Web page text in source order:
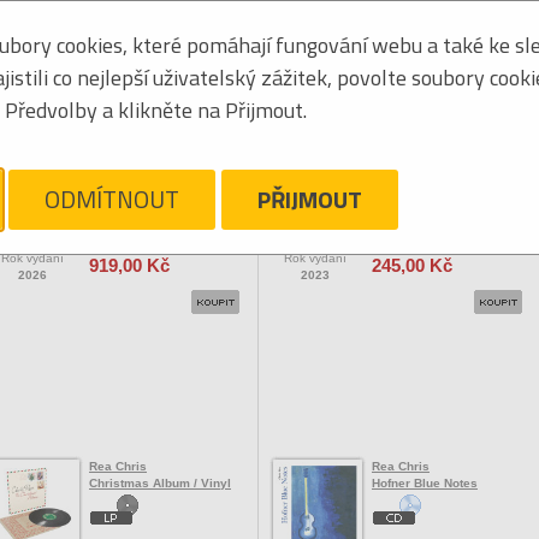
Seřadit podle: jména
výpis
POP ZAHRANIČNÍ
Rok vydání
2026
Blue Jukebox / Vinyl / 2LP
919,00 Kč
Rok vydání
2023
Blue Street
245,00 Kč
Rea Chris
Christmas Album / Vinyl
Rea Chris
Hofner Blue Notes
cookies, které pomáhají fungování webu a také ke
co nejlepší uživatelský zážitek, povolte soubory
a klikněte na Přijmout.
ODMÍTNOUT PŘIJMOUT